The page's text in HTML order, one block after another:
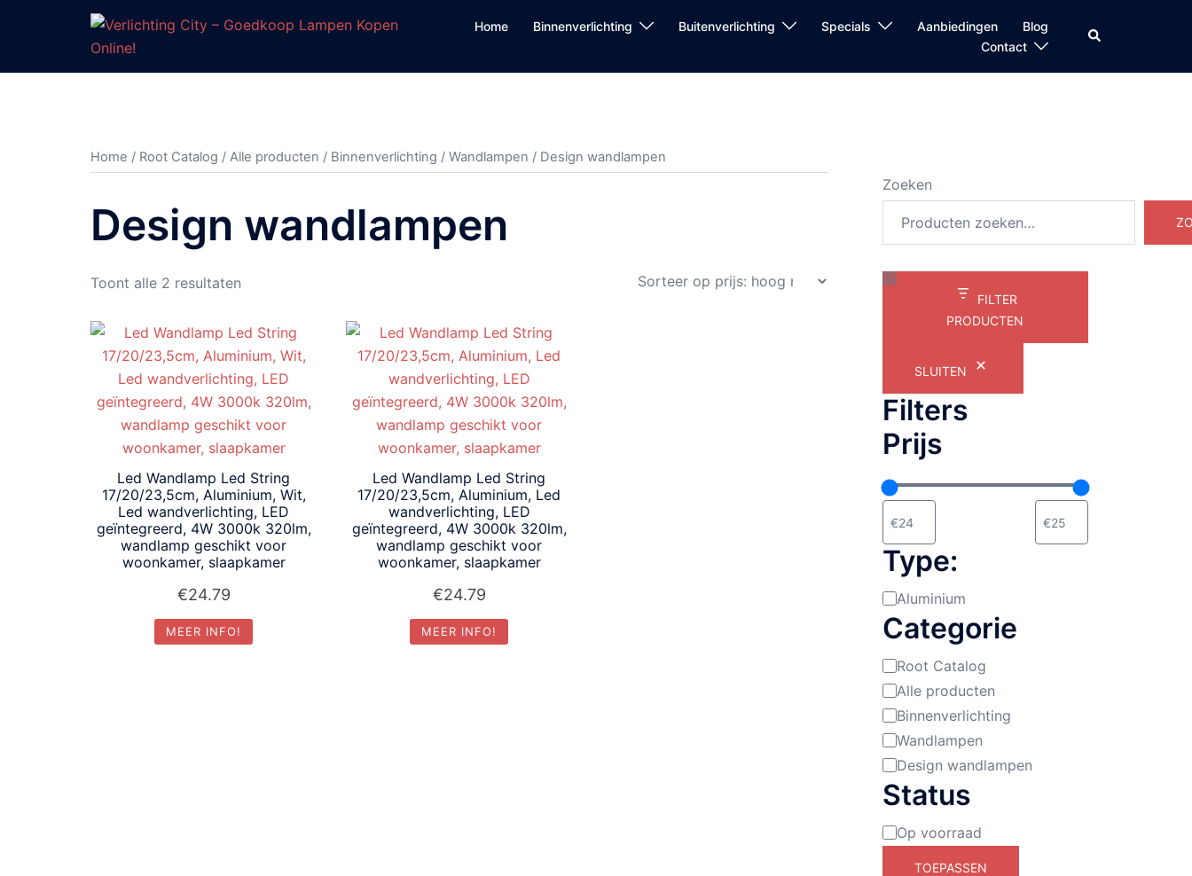
Home Binnenverlichting Buitenverlichting Specials Aanbiedingen
Blog
Contact
Zoeken
Home / Root Catalog / Alle producten / Binnenverlichting / Wandlampen / Design wandlampen
Design wandlampen
Toont alle 2 resultaten
prijs:
hoog
naar
laag
Led Wandlamp Led String
17/20/23,5cm, Aluminium, Wit,
Led wandverlichting, LED
geïntegreerd, 4W 3000k 320lm,
wandlamp geschikt voor
woonkamer, slaapkamer
€24.79
MEER INFO!
Led Wandlamp Led String
17/20/23,5cm, Aluminium, Led
wandverlichting, LED
geïntegreerd, 4W 3000k 320lm,
wandlamp geschikt voor
woonkamer, slaapkamer
€24.79
MEER INFO!
Zoeken
FILTER
PRODUCTEN
SLUITEN
Filters
Prijs
Type:
Materiaal:
Aluminium
Categorie
Categorie
Root Catalog
Alle producten
Binnenverlichting
Wandlampen
Design wandlampen
Status
Beschikbaarheid
Op voorraad
TOEPASSEN